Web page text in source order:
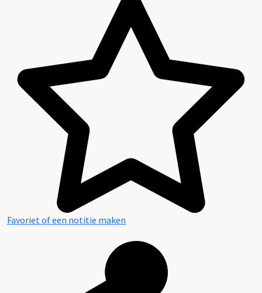
Favoriet of een notitie maken